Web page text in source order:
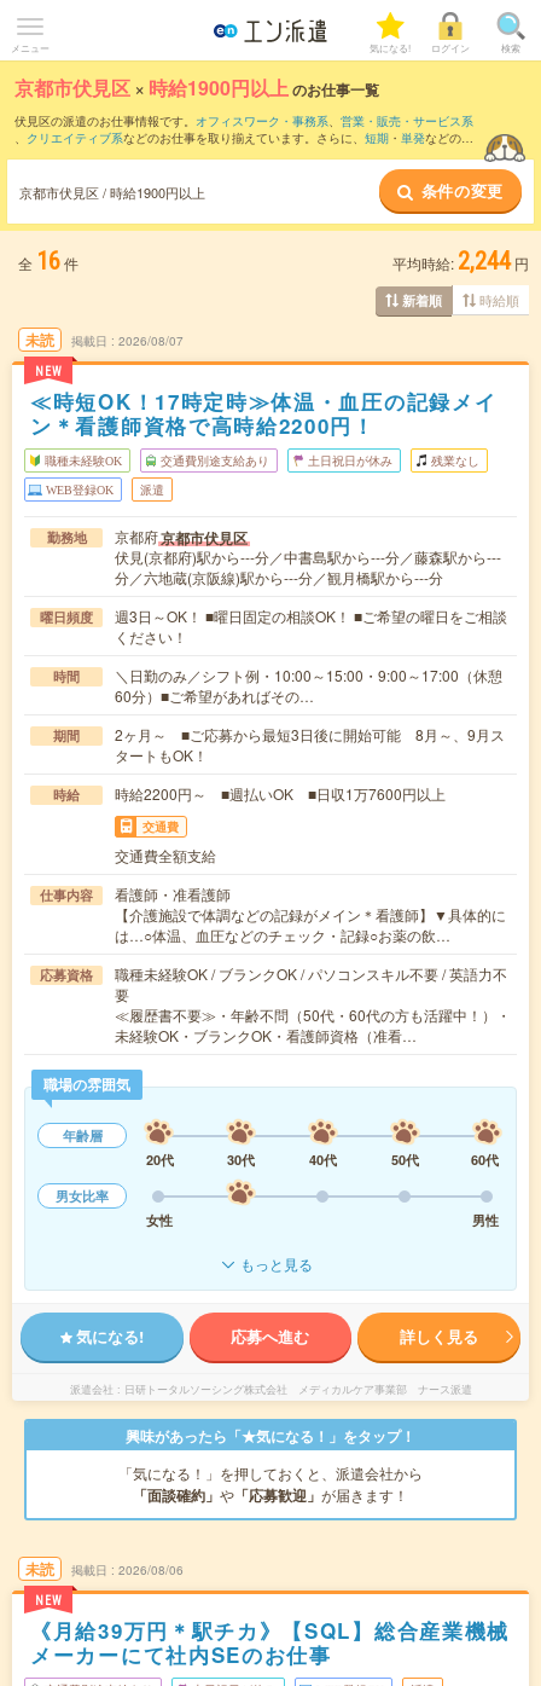
メニュー 気になる! ログイン 検索
京都市伏見区 × 時給1900円以上のお仕事一覧
伏見区の派遣のお仕事情報です。 オフィスワーク・事務系、 営業・販売・サービス系
、 クリエイティブ系などのお仕事を取り揃えています。さらに、 短期 ・ 単発などの期
京都市伏見区 / 時給1900円以上 条件の変更
全 16件 平均時給: 2,244 円
新着順 時給順
未読
NEW
掲載日 2026/08/07
≪時短OK！17時定時≫体温・血圧の記録メイ
ン＊看護師資格で高時給2200円！
職種未経験OK 交通費別途支給あり 土日祝日が休み 残業なし
WEB登録OK 派遣
勤務地 京都府京都市伏見区
伏見(京都府)駅から---分／中書島駅から---分／藤森駅から---
分／六地蔵(京阪線)駅から---分／観月橋駅から---分
曜日頻度
週3日～OK！ ■曜日固定の相談OK！ ■ご希望の曜日をご相談
ください！
時間
＼日勤のみ／シフト例・10:00～15:00・9:00～17:00（休憩
60分）■ご希望があればその…
期間
2ヶ月～ ■ご応募から最短3日後に開始可能 8月～、9月ス
タートもOK！
時給 時給2200円～ ■週払いOK ■日収1万7600円以上
交通費
交通費全額支給
仕事内容
看護師・准看護師
【介護施設で体調などの記録がメイン＊看護師】▼具体的に
は…○体温、血圧などのチェック・記録○お薬の飲…
応募資格
職種未経験OK / ブランクOK / パソコンスキル不要 / 英語力不
要
≪履歴書不要≫・年齢不問（50代・60代の方も活躍中！）・
未経験OK・ブランクOK・看護師資格（准看…
職場の雰囲気
年齢層
20代
30代 40代 50代
60代
男女比率
女性
男性
もっと見る
気になる! 応募へ進む 詳しく見る
派遣会社 日研トータルソーシング株式会社 メディカルケア事業部 ナース派遣
興味があったら「★気になる！」をタップ！
「気になる！」を押しておくと、派遣会社から
「面談確約」 や 「応募歓迎」 が届きます！
未読
NEW
掲載日 2026/08/06
《月給39万円＊駅チカ》【SQL】総合産業機械
メーカーにて社内SEのお仕事